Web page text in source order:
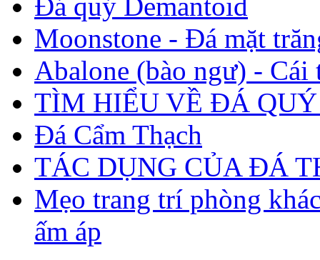
Moonstone - Đá mặt
Abalone (bào ngư) - Cái
TÌM HIỂU VỀ ĐÁ QUÝ
Đá Cẩm Thạch
TÁC DỤNG CỦA ĐÁ
Mẹo trang trí phòng
ấm áp